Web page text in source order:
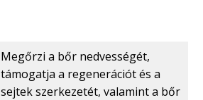
Megőrzi a bőr nedvességét,
támogatja a regenerációt és a
sejtek szerkezetét, valamint a bőr